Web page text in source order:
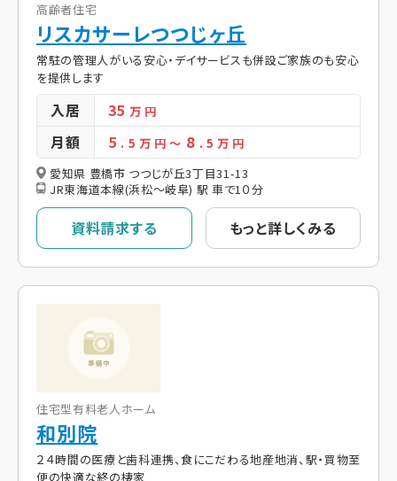
高齢者住宅
リスカサーレつつじヶ丘
常駐の管理人がいる安心・デイサービスも併設ご家族のも安心
を提供します
入居 35万 円
月額 5 . 5 万 円～ 8 . 5万 円
愛知県 豊橋市 つつじが丘3丁目31-13
JR東海道本線(浜松～岐阜) 駅 車で1０分
資料請求する もっと詳しくみる
住宅型有料老人ホーム
和別院
２４時間の医療と歯科連携、食にこだわる地産地消、駅・買物至
便の快適な終の棲家